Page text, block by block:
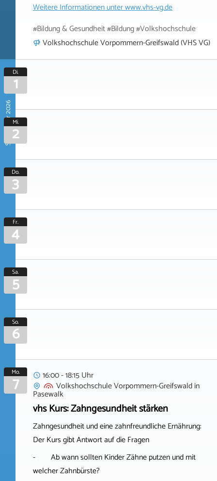
Weitere Informationen unterwww.vhs-vg.de
#Bildung & Gesundheit #Bildung #Volkshochschule
Volkshochschule Vorpommern-Greifswald (VHS VG)
September 2026
Di.
1
Mi.
2
Do.
3
Fr.
4
Sa.
5
So.
6
Mo.
7
16:00 - 18:15 Uhr
Volkshochschule Vorpommern-Greifswaldin
Pasewalk
vhs Kurs: Zahngesundheit stärken
Zahngesundheit und eine zahnfreundliche Ernährung:
Der Kurs gibt Antwort auf die Fragen
- Ab wann sollten Kinder Zähne putzen und mit
welcher Zahnbürste?